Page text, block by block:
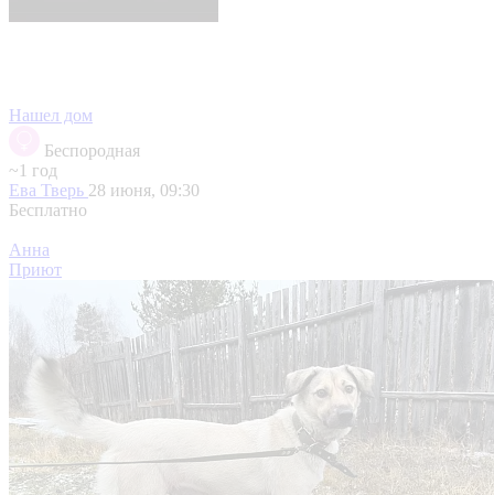
Нашел дом
Беспородная
~1 год
Ева Тверь 28 июня, 09:30
Бесплатно
Анна
Приют